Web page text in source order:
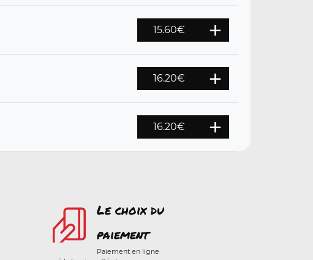
15.60€
16.20€
16.20€
Le choix du
paiement
Paiement en ligne